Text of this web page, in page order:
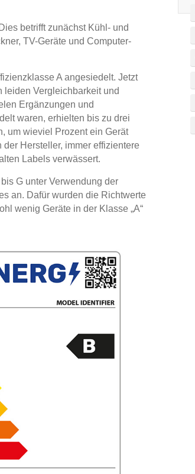
betrifft zunächst Kühl- und
TV-Geräte und Computer-
A angesiedelt. Jetzt
leiden Vergleichbarkeit und
Ergänzungen und
waren, erhielten bis zu drei
um wieviel Prozent ein Gerät
der Hersteller, immer effizientere
Labels verwässert.
G unter Verwendung der
an. Dafür wurden die Richtwerte
wenig Geräte in der Klasse „A“